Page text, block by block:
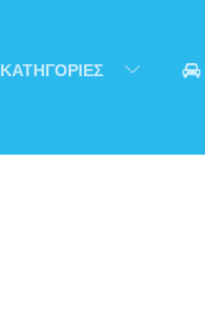
ΚΑΤΗΓΟΡΙΕΣ